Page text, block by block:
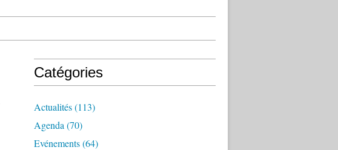
Catégories
Actualités(113)
Agenda (70)
Evénements(64)